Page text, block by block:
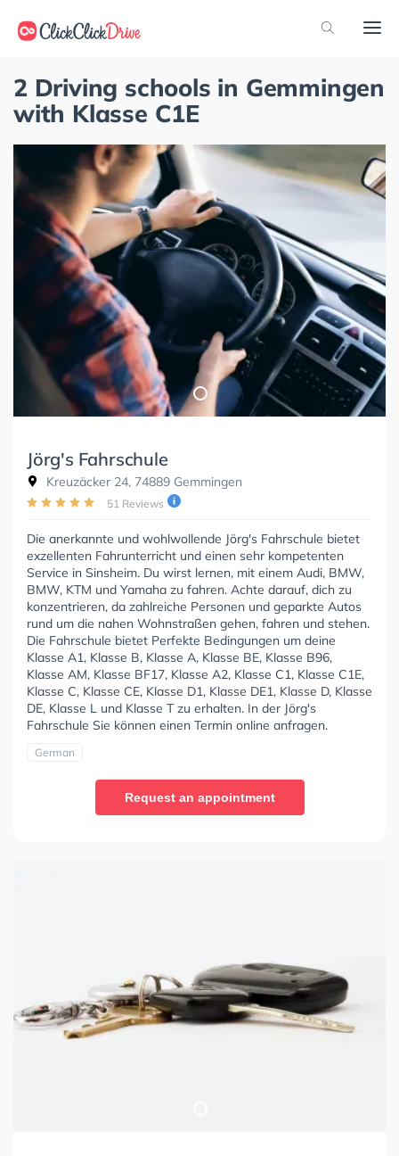
2 Driving schools in Gemmingen
with Klasse C1E
Jörg's Fahrschule
Kreuzäcker 24, 74889 Gemmingen
51 Reviews
Die anerkannte und wohlwollende Jörg's Fahrschule bietet
exzellenten Fahrunterricht und einen sehr kompetenten
Service in Sinsheim. Du wirst lernen, mit einem Audi, BMW,
BMW, KTM und Yamaha zu fahren. Achte darauf, dich zu
konzentrieren, da zahlreiche Personen und geparkte Autos
rund um die nahen Wohnstraßen gehen, fahren und stehen.
Die Fahrschule bietet Perfekte Bedingungen um deine
Klasse A1, Klasse B, Klasse A, Klasse BE, Klasse B96,
Klasse AM, Klasse BF17, Klasse A2, Klasse C1, Klasse C1E,
Klasse C, Klasse CE, Klasse D1, Klasse DE1, Klasse D, Klasse
DE, Klasse L und Klasse T zu erhalten. In der Jörg's
Fahrschule Sie können einen Termin online anfragen.
German
Request an appointment